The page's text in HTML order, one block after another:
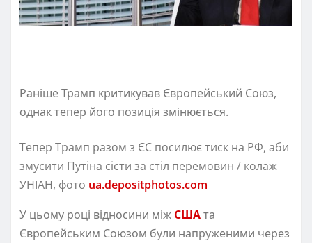
Раніше Трамп критикував Європейський Союз,
однак тепер його позиція змінюється.
Тепер Трамп разом з ЄС посилює тиск на РФ, аби
змусити Путіна сісти за стіл перемовин / колаж
УНІАН, фото ua.depositphotos.com
У цьому році відносини між СШАта
Європейським Союзом були напруженими через